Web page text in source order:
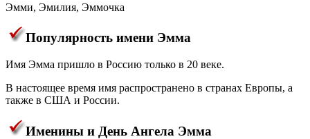
Эмми, Эмилия, Эммочка
Популярность имени Эмма
Имя Эмма пришло в Россию только в 20 веке.
В настоящее время имя распространено в странах Европы, а
также в США и России.
Именины и День Ангела Эмма